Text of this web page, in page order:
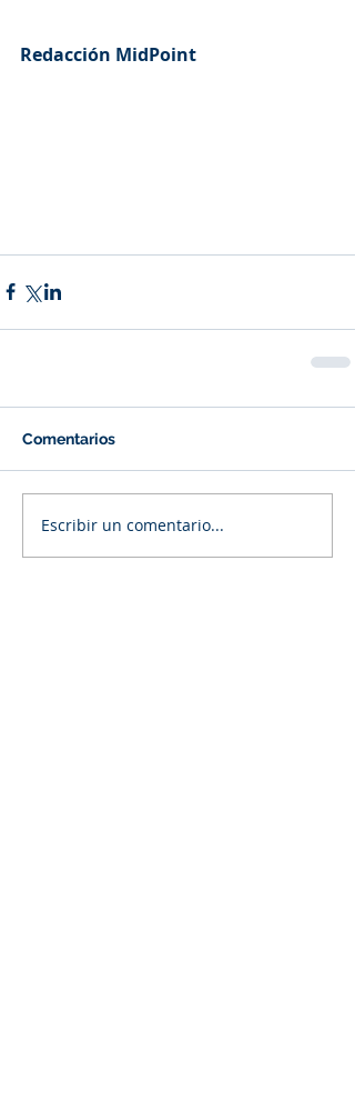
Redacción MidPoint
Comentarios
Escribir un comentario...